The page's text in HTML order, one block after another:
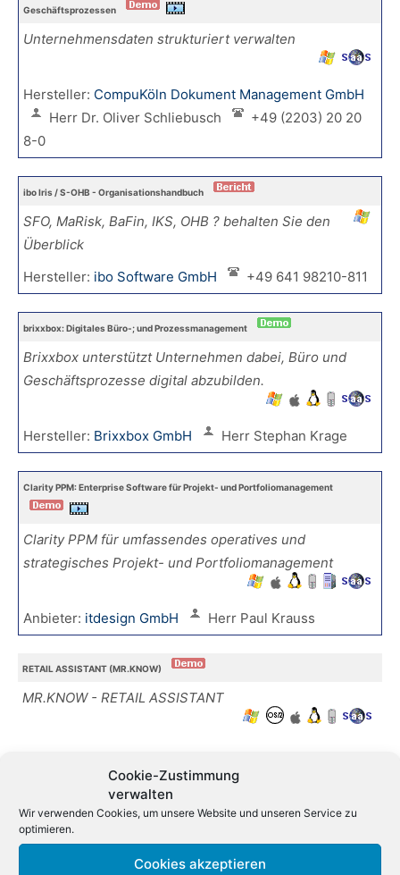
Cookie-Zustimmung
verwalten
Wir verwenden Cookies, um unsere Website und unseren Service zu
optimieren.
Cookies akzeptieren
Geschäftsprozessen
Unternehmensdaten strukturiert verwalten
Hersteller: CompuKöln Dokument Management GmbH
Herr Dr. Oliver Schliebusch
+49 (2203) 20 20
8-0
ibo Iris / S-OHB - Organisationshandbuch
SFO, MaRisk, BaFin, IKS, OHB ? behalten Sie den
Überblick
Hersteller: ibo Software GmbH +49 641 98210-811
brixxbox: Digitales Büro-; und Prozessmanagement
Brixxbox unterstützt Unternehmen dabei, Büro und
Geschäftsprozesse digital abzubilden.
Hersteller: Brixxbox GmbH Herr Stephan Krage
Clarity PPM: Enterprise Software für Projekt- und Portfoliomanagement
Clarity PPM für umfassendes operatives und
strategisches Projekt- und Portfoliomanagement
Anbieter: itdesign GmbH Herr Paul Krauss
RETAIL ASSISTANT (MR.KNOW)
MR.KNOW - RETAIL ASSISTANT
DIGITALE ASSISTENTEN (MR.KNOW)
Ihr Einstieg in die Prozessautomatisierung mit
digitalen Helfern